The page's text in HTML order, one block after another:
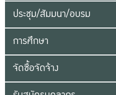
ประชุม/สัมมนา/อบรม
การศึกษา
จัดซื้อจัดจ้าง